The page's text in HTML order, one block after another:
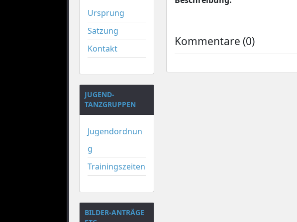
Ursprung
Satzung
Kontakt
JUGEND-
TANZGRUPPEN
Jugendordnun
g
Trainingszeiten
BILDER-ANTRÄGE
Kommentare (0)